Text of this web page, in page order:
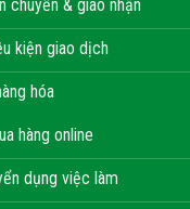
chuyển & giao nhận
kiện giao dịch
hóa
hàng online
dụng việc làm